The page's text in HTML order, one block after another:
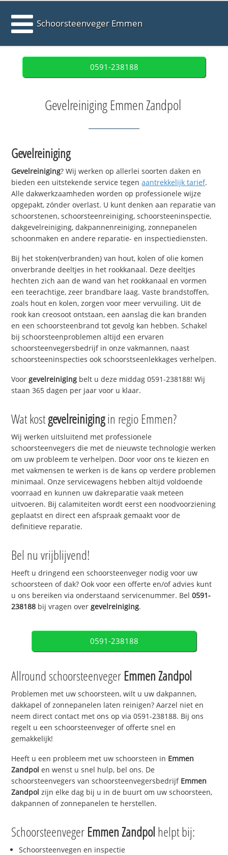
Schoorsteenveger Emmen
0591-238188
Gevelreiniging Emmen Zandpol
Gevelreiniging
Gevelreiniging? Wij werken op allerlei soorten daken en
bieden een uitstekende service tegenaantrekkelijk tarief.
Alle dakwerkzaamheden worden op professionele wijze
opgepakt, zónder overlast. U kunt denken aan reparatie van
schoorstenen, schoorsteenreiniging, schoorsteeninspectie,
dakgevelreiniging, dakpannenreiniging, zonnepanelen
schoonmaken en andere reparatie- en inspectiediensten.
Bij het stoken(verbranden) van hout, kolen of olie komen
onverbrande deeltjes in het rookkanaal. Deze deeltjes
hechten zich aan de wand van het rookkanaal en vormen
een teerachtige, zeer brandbare laag. Vaste brandstoffen,
zoals hout en kolen, zorgen voor meer vervuiling. Uit de
rook kan creosoot ontstaan, een aanslag die kan branden
en een schoorsteenbrand tot gevolg kan hebben. Schakel
bij schoorsteenproblemen altijd een ervaren
schoorsteenvegersbedrijf in onze vakmannen, naast
schoorsteeninspecties ook schoorstseenlekkages verhelpen.
Voorgevelreiniging belt u deze middag 0591-238188! Wij
staan 365 dagen per jaar voor u klaar.
Wat kostgevelreinigingin regio Emmen?
Wij werken uitsluitend met professionele
schoorsteenvegers die met de nieuwste technologie werken
om uw probleem te verhelpen. Door voor ons te kiezen en
met vakmensen te werken is de kans op verdere problemen
minimaal. Onze servicewagens hebben altijd voldoende
voorraad en kunnen uw dakreparatie vaak meteen
uitvoeren. Bij calamiteiten wordt eerst een noodvoorziening
geplaatst en direct een afspraak gemaakt voor de
definitieve reparatie.
Bel nu vrijblijvend!
Heeft u dringend een schoorsteenveger nodig voor uw
schoorsteen of dak? Ook voor een offerte en/of advies kunt
u ons bereiken via onderstaand servicenummer. Bel0591-
238188 bij vragen over gevelreiniging.
0591-238188
Allround schoorsteenveger Emmen Zandpol
Problemen met uw schoorsteen, wilt u uw dakpannen,
dakkapel of zonnepanelen laten reinigen? Aarzel niet en
neem direct contact met ons op via 0591-238188. Bij ons
regelt u een schoorsteenveger of offerte snel en
gemakkelijk!
Heeft u een probleem met uw schoorsteen in Emmen
Zandpol en wenst u snel hulp, bel ons. De
schoorsteenvegers van schoorsteenvegersbedrijf Emmen
Zandpol zijn elke dag bij u in de buurt om uw schoorsteen,
dakpannen of zonnepanelen te herstellen.
Schoorsteenveger Emmen Zandpol helpt bij:
Schoorsteenvegen en inspectie